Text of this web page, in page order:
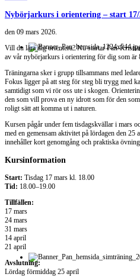
Nybörjarkurs i orientering – start
den 09 mars 2026.
Vill du lära dig orientera? Nu startar Pan-
av vår nybörjarkurs i orientering för dig som är
Träningarna sker i grupp tillsammans med
Fokus ligger på att steg för steg bli trygg med
samtidigt som vi rör oss ute i skogen.
den som vill prova en ny idrott som för den
roligt sätt att komma ut i naturen.
Kursen pågår under fem tisdagskvällar i mars
med en gemensam aktivitet på lördagen den 25
innehåller kort genomgång och praktiska
Kursinformation
Start: Tisdag 17 mars kl. 18.00
Tid: 18.00–19.00
Tillfällen:
17 mars
24 mars
31 mars
14 april
21 april
Avslutning:
Lördag förmiddag 25 april